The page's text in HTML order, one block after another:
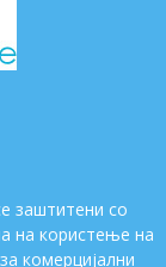
заштитени со
на користење на
комерцијални